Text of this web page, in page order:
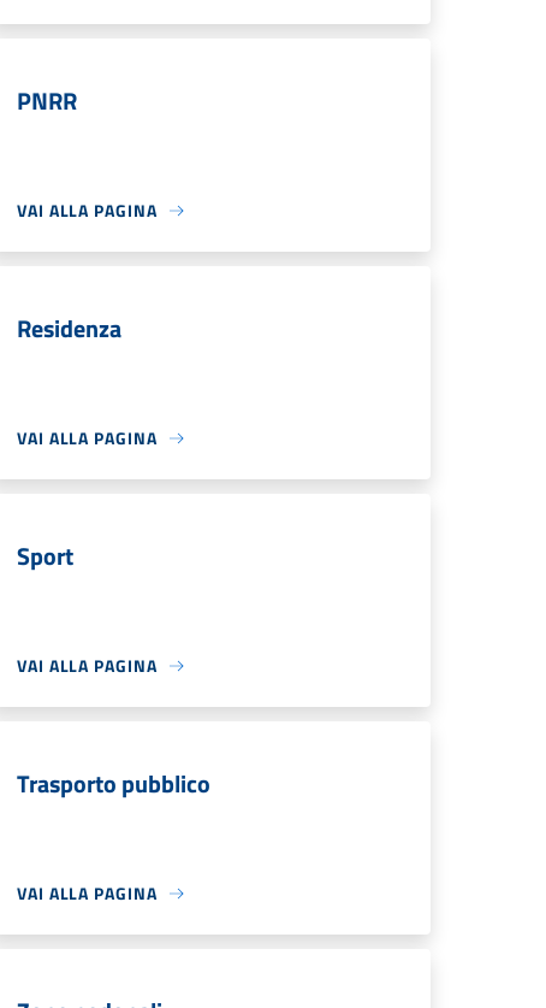
PNRR
VAI ALLA PAGINA
Residenza
VAI ALLA PAGINA
Sport
VAI ALLA PAGINA
Trasporto pubblico
VAI ALLA PAGINA